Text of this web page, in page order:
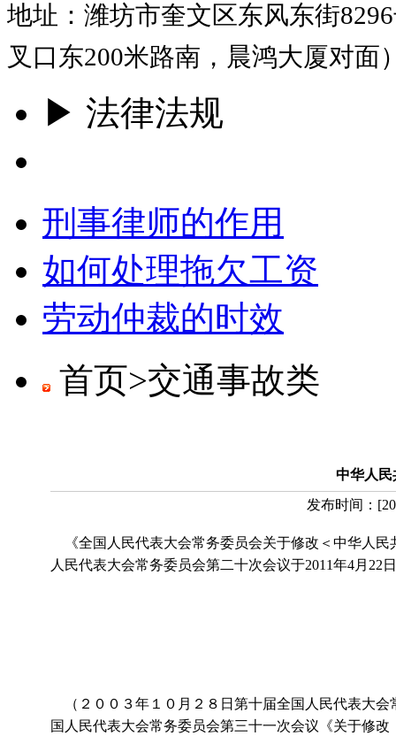
地址：潍坊市奎文区东风东街
叉口东200米路南，晨鸿大厦对面
▶ 法律法规
刑事律师的作用
如何处理拖欠工资
劳动仲裁的时效
首页>交通事故类
中华人民
发布时间： [
《全国人民代表大会常务委员会关于修改＜中华人民
人民代表大会常务委员会第二十次会议于2011年4月22
（２００３年１０月２８日第十届全国人民代表大
国人民代表大会常务委员会第三十一次会议《关于修